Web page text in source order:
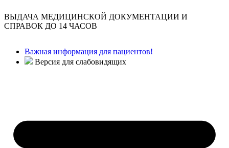
ВЫДАЧА МЕДИЦИНСКОЙ ДОКУМЕНТАЦИИ И
СПРАВОК ДО 14 ЧАСОВ
Важная информация для пациентов!
Версия для слабовидящих